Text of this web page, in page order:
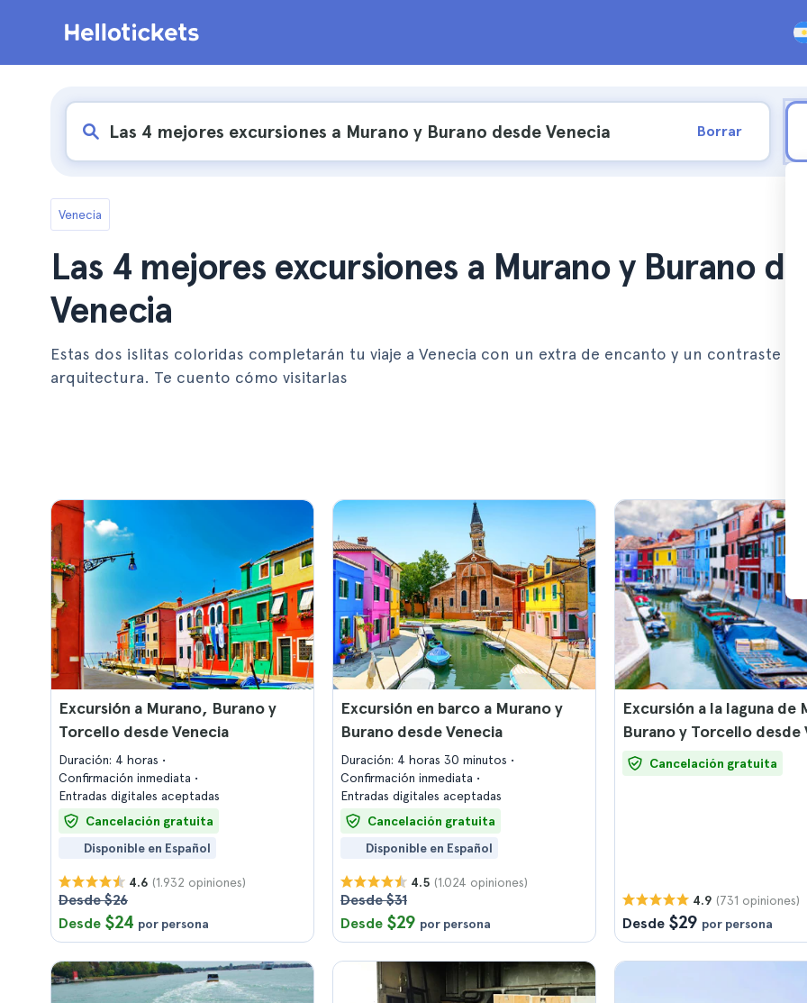
Borrar
Venecia
Las 4 mejores excursiones a Murano y Burano
Venecia
Estas dos islitas coloridas completarán tu viaje a Venecia con un extra de encanto y un contraste de
arquitectura. Te cuento cómo visitarlas
Excursión a Murano, Burano y
Torcello desde Venecia
Duración: 4 horas
Confirmación inmediata
Entradas digitales aceptadas
Cancelación gratuita
Disponible en Español
4.6 (1.932 opiniones)
Desde $26
Desde $24 por persona
Excursión en barco a Murano y
Burano desde Venecia
Duración: 4 horas 30 minutos
Confirmación inmediata
Entradas digitales aceptadas
Cancelación gratuita
Disponible en Español
4.5 (1.024 opiniones)
Desde $31
Desde $29 por persona
Excursión a la laguna de
Burano y Torcello desde
Cancelación gratuita
4.9 (731 opiniones)
Desde $29 por persona